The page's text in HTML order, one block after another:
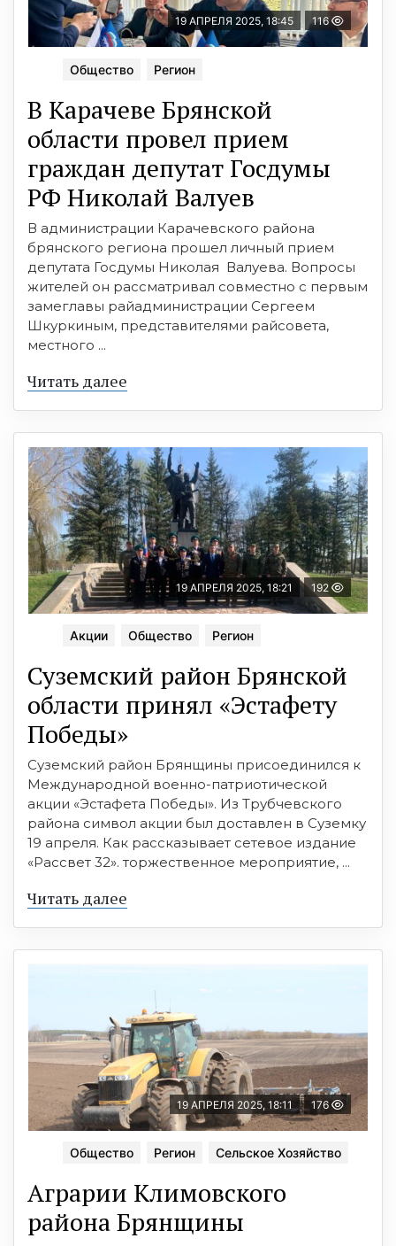
19 АПРЕЛЯ 2025, 18:45 116
Общество Регион
В Карачеве Брянской
области провел прием
граждан депутат Госдумы
РФ Николай Валуев
В администрации Карачевского района
брянского региона прошел личный прием
депутата Госдумы Николая Валуева. Вопросы
жителей он рассматривал совместно с первым
замеглавы райадминистрации Сергеем
Шкуркиным, представителями райсовета,
местного ...
Читать далее
19 АПРЕЛЯ 2025, 18:21 192
Акции Общество Регион
Суземский район Брянской
области принял «Эстафету
Победы»
Суземский район Брянщины присоединился к
Международной военно-патриотической
акции «Эстафета Победы». Из Трубчевского
района символ акции был доставлен в Суземку
19 апреля. Как рассказывает сетевое издание
«Рассвет 32». торжественное мероприятие, ...
Читать далее
19 АПРЕЛЯ 2025, 18:11 176
Общество Регион Сельское Хозяйство
Аграрии Климовского
района Брянщины